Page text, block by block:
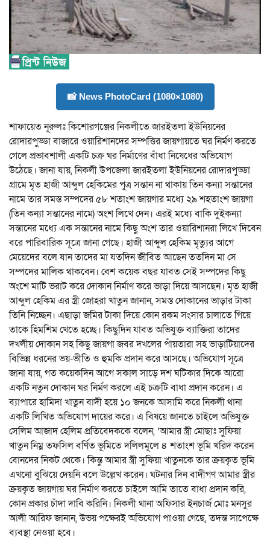
📸 News PhotoCard (1080×1080)
শাফায়েত নূরুলঃ কিশোরগঞ্জের নিকলীতে জারইতলা ইউনিয়নের
রোদারপুড্ডা বাজারে ওয়ারিশানদের সম্পত্তির জায়গায়তে ঘর নির্মণ করতে
গেলে প্রভাবশালী একটি চক্র ঘর নির্মাণের বাঁধা নিষেধের অভিযোগ
উঠেছে। জানা যায়, নিকলী উপজেলা জারইতলা ইউনিয়নের রোদারপুড্ডা
গ্রামে মৃত হাজী আব্দুল হেকিমের পুত্র সন্তান না থাকায় তিন কন্যা সন্তানের
নামে তার সমস্ত সম্পদের ৫৮ শতাংশ জায়গার মধ্যে ২৯ শহতাংশ জায়গা
(তিন কন্যা সন্তানের নামে) অংশ লিখে দেন। এরই মধ্যে বাকি দুইকন্যা
সন্তানের মধ্যে এক সন্তানের নামে কিছু অংশ তার ওয়ারিশানরা লিখে দিবেন
বরে পারিবারিক সূত্রে জানা গেছে। হাজী আব্দুল হেকিম মৃত্যুর আগে
মেয়েদের বলে যান তাদের মা যতদিন জীবিত আছেন ততদিন মা সে
সম্পদের মালিক থাকবেন। বেশ কয়েক বছর যাবত সেই সম্পদের কিছু
অংশে মাটি ভরাট করে দোকান নির্মাণ করে ভাড়া দিয়ে আসছেন। মৃত হাজী
আব্দুল হেকিম এর স্ত্রী জোহরা খাতুন জানান, সমস্ত দোকানের ভাড়ার টাকা
তিনি নিচ্ছেন। এছাড়া জমির টাকা দিয়ে কোন রকম সংসার চালাতে গিয়ে
তাকে হিমশিম খেতে হচ্ছে। কিছুদিন যাবত অভিযুক্ত ব্যাক্তিরা তাদের
দখলীয় দোকান সহ কিছু জায়গা জবর দখলের পাঁয়তারা সহ ভাড়াটিয়াদের
বিভিন্ন ধরনের ভয়-ভীতি ও হুমকি প্রদান করে আসছে। অভিযোগ সূত্রে
জানা যায়, গত কয়েকদিন আগে সকাল সাড়ে দশ ঘটিকার দিকে আরো
একটি নতুন দোকান ঘর নির্মণ করলে এই চক্রটি বাধা প্রদান করেন। এ
ব্যাপারে হামিদা খাতুন বাদী হয়ে ১০ জনকে আসামি করে নিকলী থানা
একটি লিখিত অভিযোগ দায়ের করে। এ বিষয়ে জানতে চাইলে অভিযুক্ত
সেলিম আজাদ হেলিম প্রতিবেদককে বলেন, ‘আমার স্ত্রী মোছাঃ সুফিয়া
খাতুন নিম্ন তফসিল বর্ণিত ভূমিতে দলিলমূলে ৪ শতাংশ ভূমি খরিদ করেন
বোনদের নিকট থেকে। কিন্তু আমার স্ত্রী সুফিয়া খাতুনকে তার ক্রয়কৃত ভূমি
এখনো বুঝিয়ে দেয়নি বলে উল্লেখ করেন। ঘটনার দিন বাদীগণ আমার স্ত্রীর
ক্রয়কৃত জায়গায় ঘর নির্মাণ করতে চাইলে আমি তাতে বাধা প্রদান করি,
কোন প্রকার চাঁদা দাবি করিনি। নিকলী থানা অফিসার ইনচার্জ মোঃ মনসুর
আলী আরিফ জানান, উভয় পক্ষেরই অভিযোগ পাওয়া গেছে, তদন্ত সাপেক্ষে
ব্যবস্থা নেওয়া হবে।